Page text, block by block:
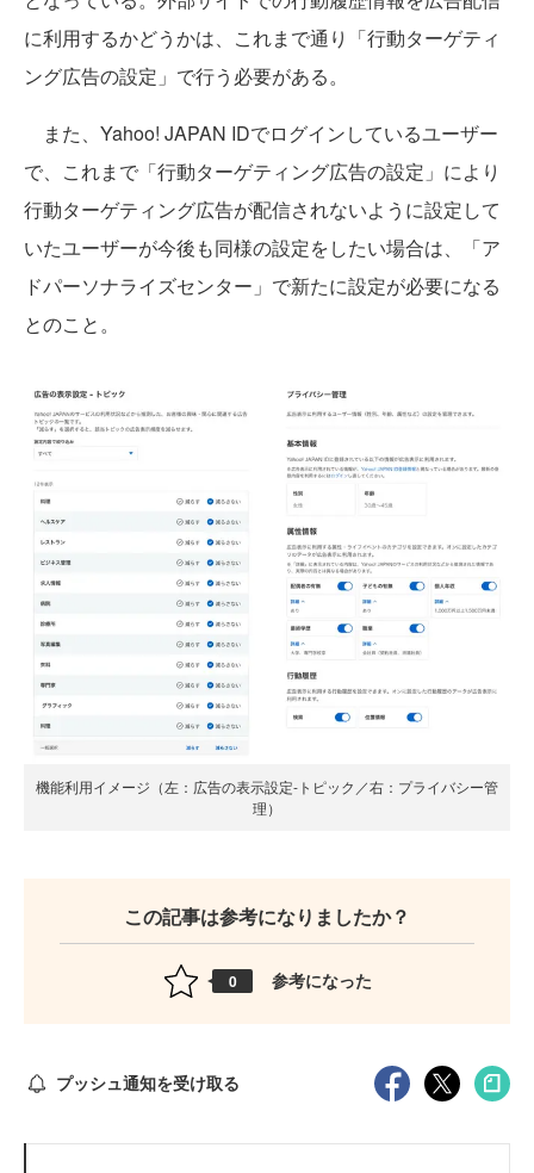
に利用するかどうかは、これまで通り「行動ターゲティ
ング広告の設定」で行う必要がある。
また、Yahoo! JAPAN IDでログインしているユーザー
で、これまで「行動ターゲティング広告の設定」により
行動ターゲティング広告が配信されないように設定して
いたユーザーが今後も同様の設定をしたい場合は、「ア
ドパーソナライズセンター」で新たに設定が必要になる
とのこと。
機能利用イメージ（左：広告の表示設定-トピック／右：プライバシー管
理）
この記事は参考になりましたか？
0 参考になった
プッシュ通知を受け取る